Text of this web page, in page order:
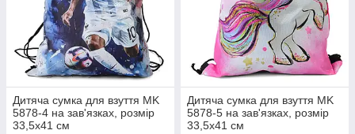
Дитяча сумка для взуття MK
5878-4 на зав'язках, розмір
33,5х41 см
Дитяча сумка для взуття MK
5878-5 на зав'язках, розмір
33,5х41 см